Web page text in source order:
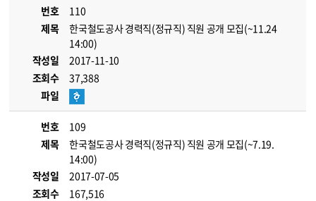
번호
110
제목
한국철도공사 경력직(정규직) 직원 공개 모집(~11.24
14:00)
작성일
2017-11-10
조회수
37,388
파일
번호
109
제목
한국철도공사 경력직(정규직) 직원 공개 모집(~7.19.
14:00)
작성일
2017-07-05
조회수
167,516